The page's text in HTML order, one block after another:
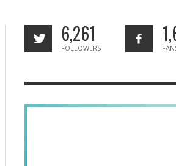
6,261
FOLLOWERS